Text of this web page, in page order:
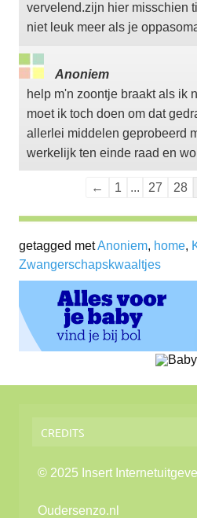
vervelend.zijn hier misschien
niet leuk meer als je
Anoniem
help m'n zoontje braakt als ik
moet ik toch doen om dat
allerlei middelen geprobeerd
werkelijk ten einde raad en
Navigatie
de
gastenboek-
lijst
← 1 ... 27 28
getagged metAnoniem, home,
Zwangerschapskwaaltjes
CREDITS
© 2025 Insert
Oudersenzo.nl